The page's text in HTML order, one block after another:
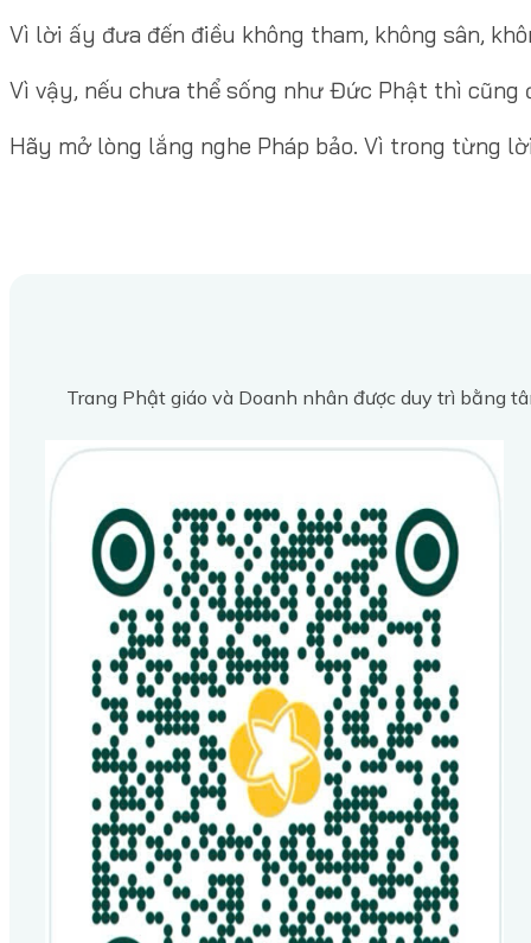
Vì lời ấy đưa đến điều không tham, không sân,
Vì vậy, nếu chưa thể sống như Đức Phật thì cũng
Hãy mở lòng lắng nghe Pháp bảo. Vì trong từng
Trang Phật giáo và Doanh nhân được duy trì bằng